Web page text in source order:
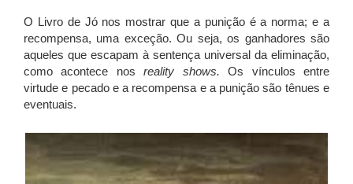
O Livro de Jó nos mostrar que a punição é a norma; e a
recompensa, uma exceção. Ou seja, os ganhadores são
aqueles que escapam à sentença universal da eliminação,
como acontece nosreality shows.Os vínculos entre
virtude e pecado e a recompensa e a punição são tênues e
eventuais.